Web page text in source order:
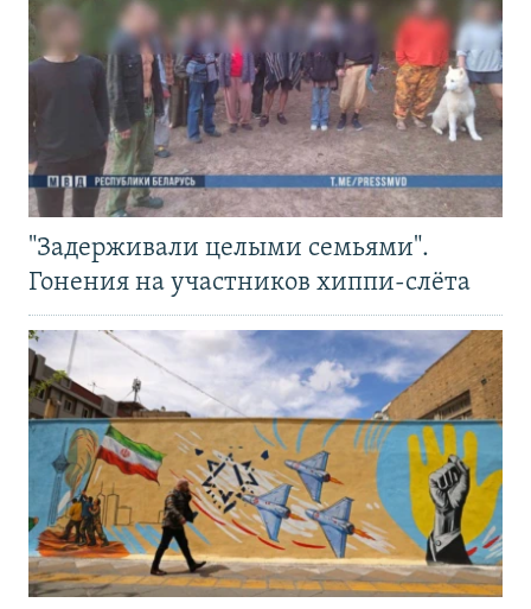
"Задерживали целыми семьями".
Гонения на участников хиппи-слёта